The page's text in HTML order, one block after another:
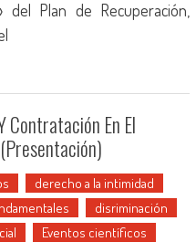
del Plan de Recuperación,
Contratación En El
derecho a la intimidad
disriminación
Eventos científicos